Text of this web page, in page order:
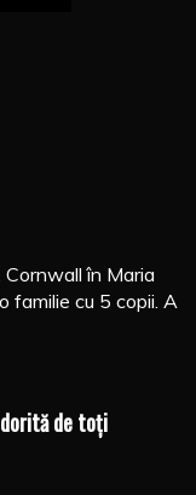
în Maria
familie cu 5 copii. A
de toți